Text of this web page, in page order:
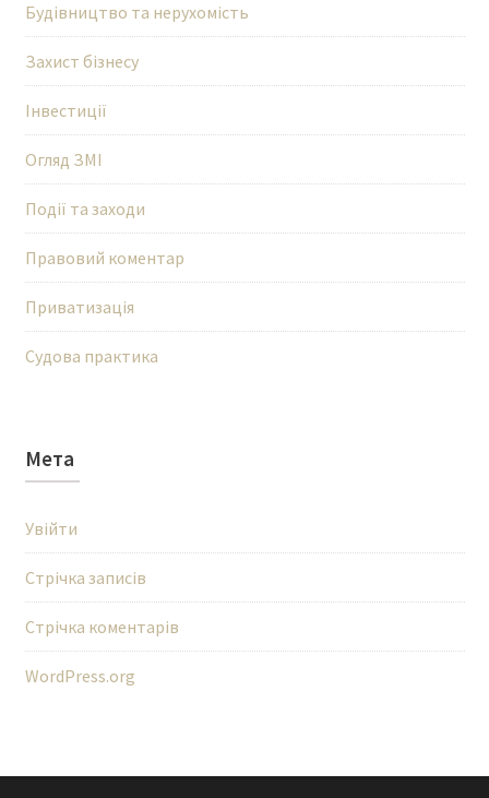
Будівництво та нерухомість
Захист бізнесу
Інвестиції
Огляд ЗМІ
Події та заходи
Правовий коментар
Приватизація
Судова практика
Мета
Увійти
Стрічка записів
Стрічка коментарів
WordPress.org